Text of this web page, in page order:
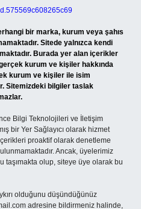
bir marka, kurum veya şahıs
Sitede yalnızca kendi
Burada yer alan içerikler
kurum ve kişiler hakkında
kurum ve kişiler ile isim
Sitemizdeki bilgiler taslak
Bilgi Teknolojileri ve İletişim
bir Yer Sağlayıcı olarak hizmet
proaktif olarak denetleme
Ancak, üyelerimiz
taşımakta olup, siteye üye olarak bu
olduğunu düşündüğünüz
adresine bildirmeniz halinde,